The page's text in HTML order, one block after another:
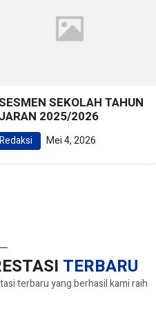
SEKOLAH TAHUN
2025/2026
Redaksi Mei 4, 2026
TERBARU
terbaru yang berhasil kami raih